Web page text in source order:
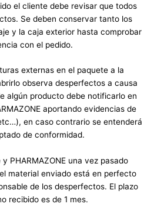
el cliente debe revisar que todos
Se deben conservar tanto los
y la caja exterior hasta comprobar
con el pedido.
externas en el paquete a la
observa desperfectos a causa
algún producto debe notificarlo en
aportando evidencias de
en caso contrario se entenderá
de conformidad.
PHARMAZONE una vez pasado
material enviado está en perfecto
de los desperfectos. El plazo
recibido es de 1 mes.